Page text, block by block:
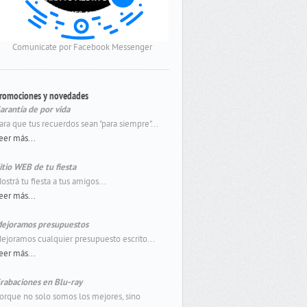
Comunicate por Facebook Messenger
y novedades
de por vida
que tus recuerdos sean "para siempre"...
más...
WEB de tu fiesta
tu fiesta a tus amigos...
más...
presupuestos
cualquier presupuesto escrito...
más...
en Blu-ray
no solo somos los mejores, sino